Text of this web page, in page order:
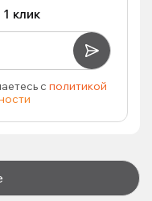
клик
с политикой